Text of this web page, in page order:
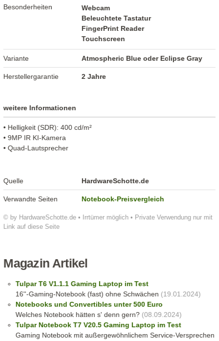
© by HardwareSchotte.de • Irrtümer möglich • Private Verwendung nur mit
Link auf diese Seite
Besonderheiten
Webcam
Beleuchtete Tastatur
FingerPrint Reader
Touchscreen
Variante Atmospheric Blue oder Eclipse Gray
Herstellergarantie 2 Jahre
weitere Informationen
• Helligkeit (SDR): 400 cd/m²
• 9MP IR KI-Kamera
• Quad-Lautsprecher
Quelle HardwareSchotte.de
Verwandte Seiten Notebook-Preisvergleich
Magazin Artikel
Tulpar T6 V1.1.1 Gaming Laptop im Test
16''-Gaming-Notebook (fast) ohne Schwächen (19.01.2024)
Notebooks und Convertibles unter 500 Euro
Welches Notebook hätten s' denn gern?(08.09.2024)
Tulpar Notebook T7 V20.5 Gaming Laptop im Test
Gaming Notebook mit außergewöhnlichem Service-Versprechen